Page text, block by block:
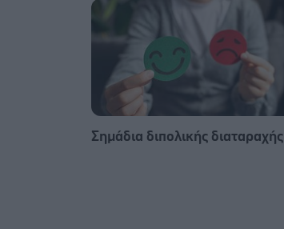
Σημάδια διπολικής διαταραχής